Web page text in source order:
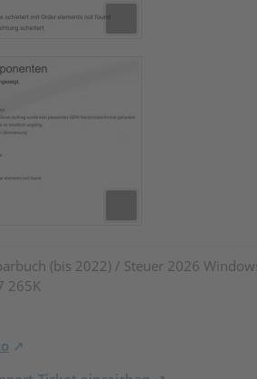
(bis 2022) / Steuer 2026
265K